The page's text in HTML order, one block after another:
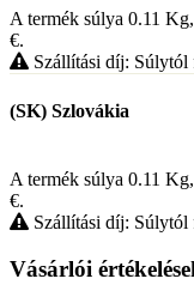
A termék súlya 0.11 Kg
€.
Szállítási díj: Súlytól
(SK) Szlovákia
A termék súlya 0.11 Kg
€.
Szállítási díj: Súlytól
Vásárlói